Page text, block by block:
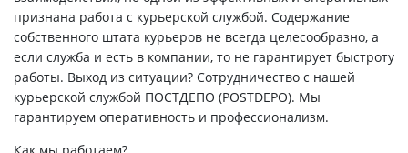
признана работа с курьерской службой. Содержание
собственного штата курьеров не всегда целесообразно, а
если служба и есть в компании, то не гарантирует быстроту
работы. Выход из ситуации? Сотрудничество с нашей
курьерской службой ПОСТДЕПО (POSTDEPO). Мы
гарантируем оперативность и профессионализм.